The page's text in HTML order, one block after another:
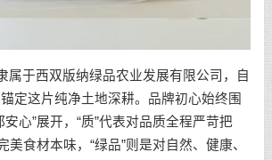
于西双版纳绿品农业发展有限公司，自
定这片纯净土地深耕。品牌初心始终围
心”展开，“质”代表对品质全程严苛把
美食材本味，“绿品”则是对自然、健康、